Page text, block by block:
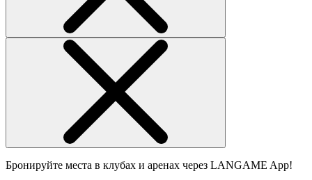
Бронируйте места в клубах и аренах через LANGAME App!